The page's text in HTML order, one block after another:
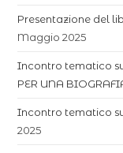
Presentazione del
Maggio 2025
Incontro tematico su
PER UNA
Incontro tematico
2025